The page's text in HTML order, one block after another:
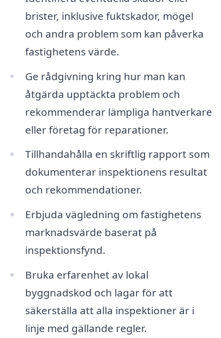
brister, inklusive fuktskador, mögel
och andra problem som kan påverka
fastighetens värde.
Ge rådgivning kring hur man kan
åtgärda upptäckta problem och
rekommenderar lämpliga hantverkare
eller företag för reparationer.
Tillhandahålla en skriftlig rapport som
dokumenterar inspektionens resultat
och rekommendationer.
Erbjuda vägledning om fastighetens
marknadsvärde baserat på
inspektionsfynd.
Bruka erfarenhet av lokal
byggnadskod och lagar för att
säkerställa att alla inspektioner är i
linje med gällande regler.